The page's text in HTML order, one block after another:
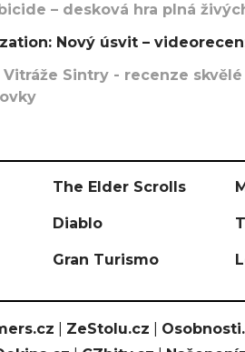
– desková hra plná
Nový úsvit –
Vitráže Sintry - recenze
The Elder Scrolls
Diablo
Gran Turismo
ZeStolu.cz